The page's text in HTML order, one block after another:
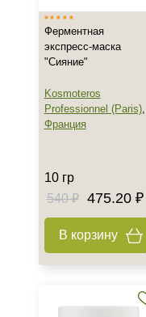
Россия
Франция
Тип товара
Гель
Гоммаж
Тип пилинга
Энзимный
Класс косметики
Ферментная
экспресс-маска
"Сияние"
Kosmoteros
Professionnel (Paris),
Франция
10 гр
540 ₽
475.20 ₽
В корзину